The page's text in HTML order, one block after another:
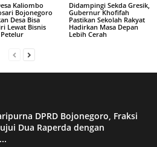
Kaliombo
Bojonegoro
Desa Bisa
Lewat Bisnis
Didampingi Sekda Gresik,
Gubernur Khofifah
Pastikan Sekolah Rakyat
Hadirkan Masa Depan
Lebih Cerah
DPRD Bojonegoro, Fraksi
Dua Raperda dengan